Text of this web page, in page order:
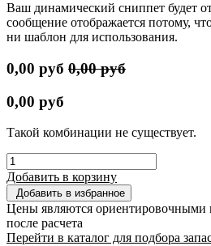
Ваш динамический сниппет будет
сообщение отображается потому,
ни шаблон для использования.
0,00 руб 0,00руб
0,00 руб
Такой комбинации не существует.
Добавить в корзину
Добавить в избранное
Цены являются ориентировочными
после расчета
Перейти в каталог для подбора